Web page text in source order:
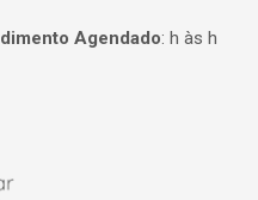
Agendado: h às h